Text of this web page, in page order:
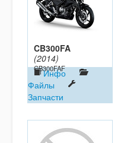
CB300FA
(2014)
CB300FAF
Инфо
Файлы
Запчасти